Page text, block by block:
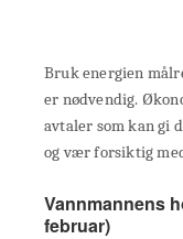
Bruk energien
er nødvendig.
avtaler som kan gi
og vær forsiktig
Vannmannens
februar)